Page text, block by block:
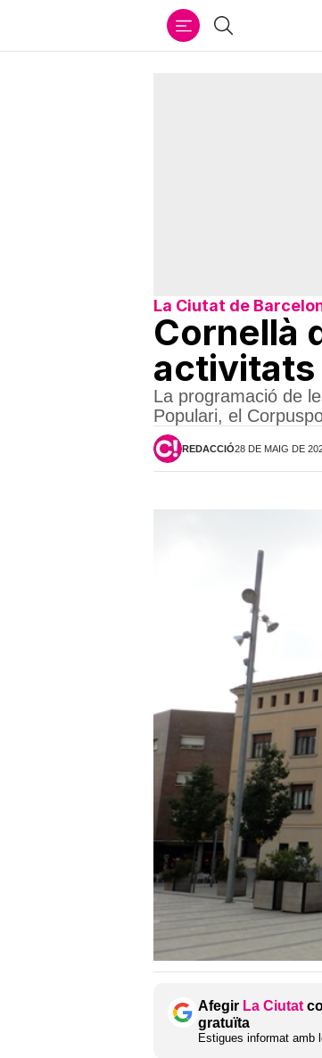
Cercar
La Ciutat de
Cornellà
activitats
La programació de
Populari, el
REDACCIÓ28 DE MAIG DE
Afegir La Ciutat
gratuïta
Estigues informat amb